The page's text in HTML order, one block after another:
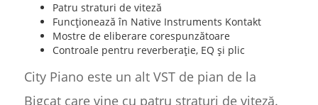
Patru straturi de viteză
Funcționează în Native Instruments Kontakt
Mostre de eliberare corespunzătoare
Controale pentru reverberație, EQ și plic
City Piano este un alt VST de pian de la
Bigcat care vine cu patru straturi de viteză.